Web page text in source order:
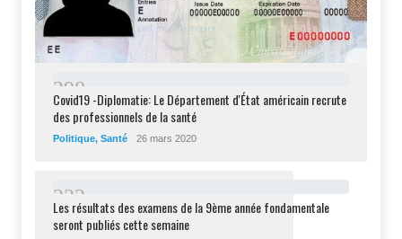
298
Covid19 -Diplomatie: Le Département d'État américain recrute
des professionnels de la santé
Politique, Santé 26 mars 2020
232
Les résultats des examens de la 9ème année fondamentale
seront publiés cette semaine